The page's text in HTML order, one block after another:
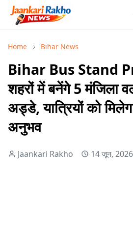
Home Bihar News
Bihar Bus Stand
शहरों में बनेंगे 5 मंजिला
अड्डे, यात्रियों को
अनुभव
Jaankari Rakho 14 जून, 2026